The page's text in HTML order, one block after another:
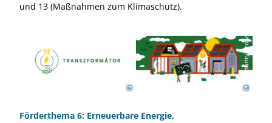
und 13 (Maßnahmen zum Klimaschutz).
©
r
©
S
o
l
i
d
a
r
i
t
y
E
c
o
n
o
m
y
C
e
n
t
e
r
Förderthema 6: Erneuerbare Energie,